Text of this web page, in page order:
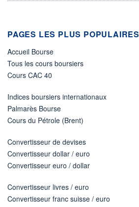
PAGES LES PLUS POPULAIRES
Accueil Bourse
Tous les cours boursiers
Cours CAC 40
Indices boursiers internationaux
Palmarès Bourse
Cours du Pétrole (Brent)
Convertisseur de devises
Convertisseur dollar / euro
Convertisseur euro / dollar
Convertisseur livres / euro
Convertisseur franc suisse / euro